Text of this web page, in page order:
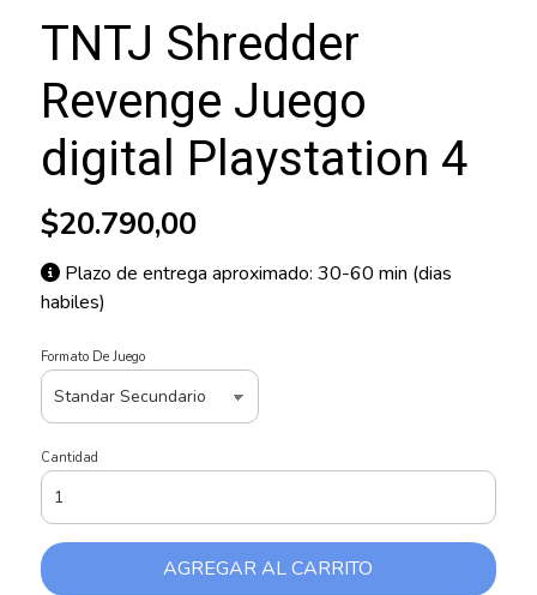
TNTJ Shredder
Revenge Juego
digital Playstation 4
$20.790,00
Plazo de entrega aproximado: 30-60 min (dias
habiles)
Formato De Juego
Cantidad
AGREGAR AL CARRITO